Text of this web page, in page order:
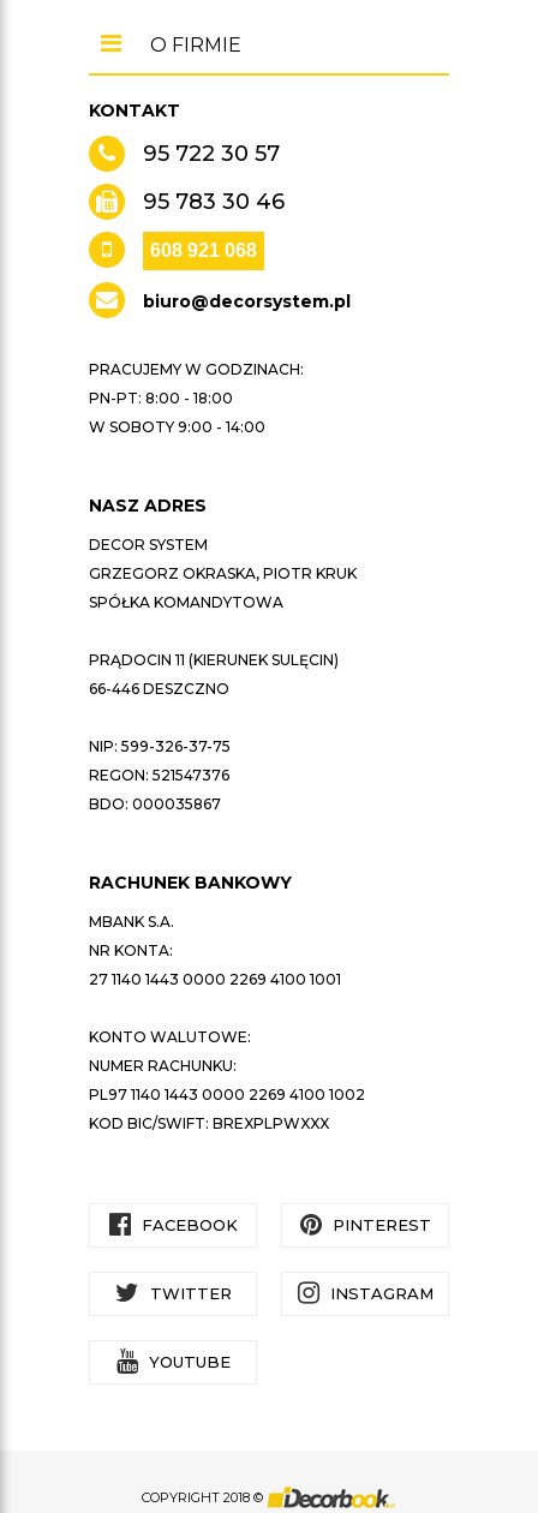
KONTAKT
95 722 30 57
95 783 30 46
608 921 068
biuro@decorsystem.pl
PRACUJEMY W GODZINACH:
PN-PT: 8:00 - 18:00
W SOBOTY 9:00 - 14:00
NASZ ADRES
DECOR SYSTEM
GRZEGORZ OKRASKA, PIOTR KRUK
SPÓŁKA KOMANDYTOWA
PRĄDOCIN 11 (KIERUNEK SULĘCIN)
66-446 DESZCZNO
NIP: 599-326-37-75
REGON: 521547376
BDO: 000035867
O FIRMIE
RACHUNEK BANKOWY
MBANK S.A.
NR KONTA:
27 1140 1443 0000 2269 4100 1001
KONTO WALUTOWE:
NUMER RACHUNKU:
PL97 1140 1443 0000 2269 4100 1002
KOD BIC/SWIFT: BREXPLPWXXX
FACEBOOK PINTEREST
TWITTER INSTAGRAM
YOUTUBE
COPYRIGHT 2018 ©